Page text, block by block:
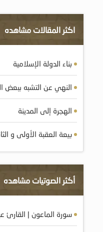
اكثر المقالات مشاهده
بناء الدولة الإسلامية
النهي عن التشبه ببعض
الهجرة إلى المدينة
بيعة العقبة الأولى و
أكثر الصوتيات مشاهده
سورة الماعون | القارئ